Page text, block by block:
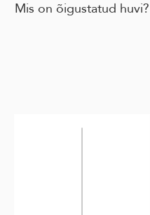
Mis on õigustatud huvi?